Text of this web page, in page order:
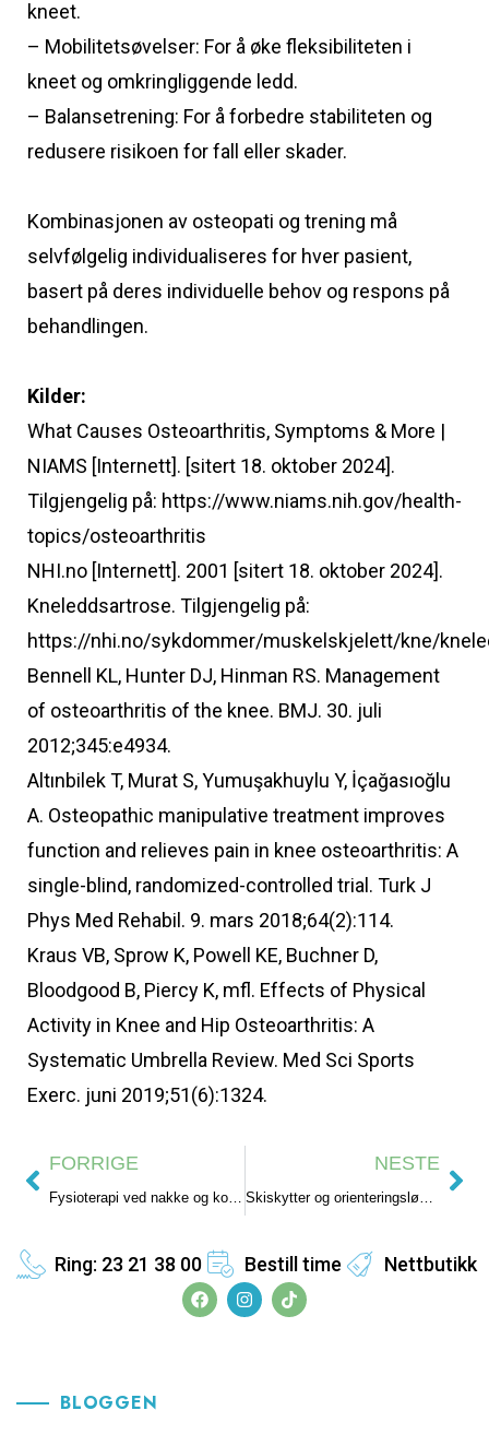
kneet.
– Mobilitetsøvelser: For å øke fleksibiliteten i
kneet og omkringliggende ledd.
– Balansetrening: For å forbedre stabiliteten og
redusere risikoen for fall eller skader.
Kombinasjonen av osteopati og trening må
selvfølgelig individualiseres for hver pasient,
basert på deres individuelle behov og respons på
behandlingen.
Kilder:
What Causes Osteoarthritis, Symptoms & More |
NIAMS [Internett]. [sitert 18. oktober 2024].
Tilgjengelig på: https://www.niams.nih.gov/health-
topics/osteoarthritis
NHI.no [Internett]. 2001 [sitert 18. oktober 2024].
Kneleddsartrose. Tilgjengelig på:
https://nhi.no/sykdommer/muskelskjelett/kne/
Bennell KL, Hunter DJ, Hinman RS. Management
of osteoarthritis of the knee. BMJ. 30. juli
2012;345:e4934.
Altınbilek T, Murat S, Yumuşakhuylu Y, İçağasıoğlu
A. Osteopathic manipulative treatment improves
function and relieves pain in knee osteoarthritis: A
single-blind, randomized-controlled trial. Turk J
Phys Med Rehabil. 9. mars 2018;64(2):114.
Kraus VB, Sprow K, Powell KE, Buchner D,
Bloodgood B, Piercy K, mfl. Effects of Physical
Activity in Knee and Hip Osteoarthritis: A
Systematic Umbrella Review. Med Sci Sports
Exerc. juni 2019;51(6):1324.
FORRIGE
Fysioterapi ved nakke og korsryggsmerter
NESTE
Skiskytter og orienteringsløper slet med overtreningssyndrom
Ring: 23 21 38 00 Bestill time Nettbutikk
BLOGGEN